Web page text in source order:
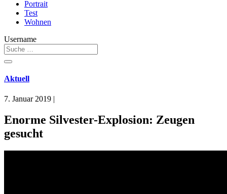
Portrait
Test
Wohnen
Username
Aktuell
7. Januar 2019 |
Enorme Silvester-Explosion: Zeugen
gesucht